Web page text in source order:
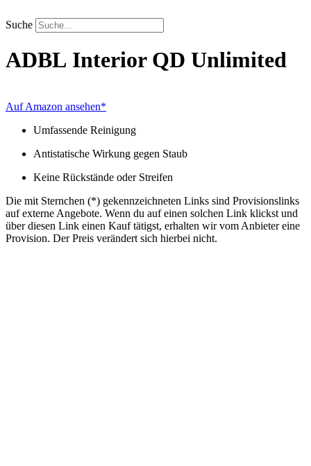
Inhalt
springen
Suche
ADBL Interior QD Unlimited
Auf Amazon ansehen*
Umfassende Reinigung
Antistatische Wirkung gegen Staub
Keine Rückstände oder Streifen
Die mit Sternchen (*) gekennzeichneten Links sind Provisionslinks
auf externe Angebote. Wenn du auf einen solchen Link klickst und
über diesen Link einen Kauf tätigst, erhalten wir vom Anbieter eine
Provision. Der Preis verändert sich hierbei nicht.